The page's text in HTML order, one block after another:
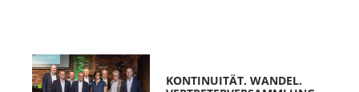
KONTINUITÄT. WANDEL.